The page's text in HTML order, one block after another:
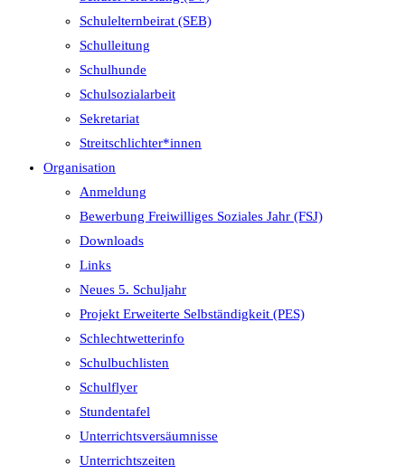
Schulelternbeirat (SEB)
Schulleitung
Schulhunde
Schulsozialarbeit
Sekretariat
Streitschlichter*innen
Organisation
Anmeldung
Bewerbung Freiwilliges Soziales Jahr (FSJ)
Downloads
Links
Neues 5. Schuljahr
Projekt Erweiterte Selbständigkeit (PES)
Schlechtwetterinfo
Schulbuchlisten
Schulflyer
Stundentafel
Unterrichtsversäumnisse
Unterrichtszeiten